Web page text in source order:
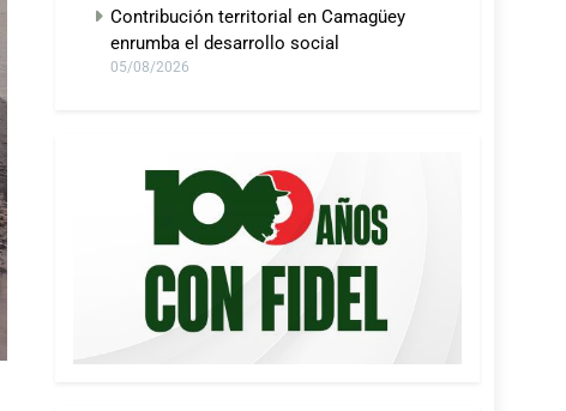
Contribución territorial en Camagüey
enrumba el desarrollo social
05/08/2026